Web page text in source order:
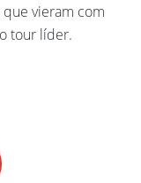
vieram com
tour líder.